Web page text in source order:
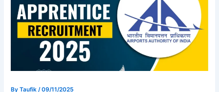
ByTaufik /09/11/2025